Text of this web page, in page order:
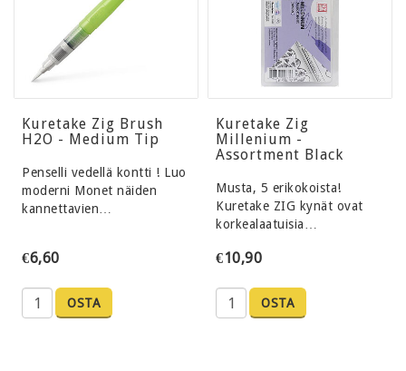
Kuretake Zig Brush
H2O - Medium Tip
Penselli vedellä kontti ! Luo
moderni Monet näiden
kannettavien…
€6,60
OSTA
Kuretake Zig
Millenium -
Assortment Black
Musta, 5 erikokoista!
Kuretake ZIG kynät ovat
korkealaatuisia…
€10,90
OSTA